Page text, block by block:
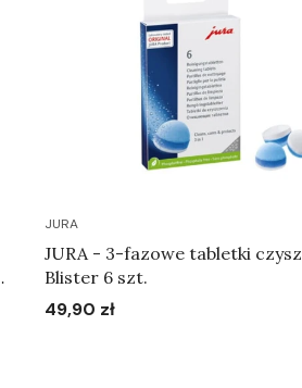
JURA
JURA - 3-fazowe tabletki
Blister 6 szt.
Cena
49,90 zł